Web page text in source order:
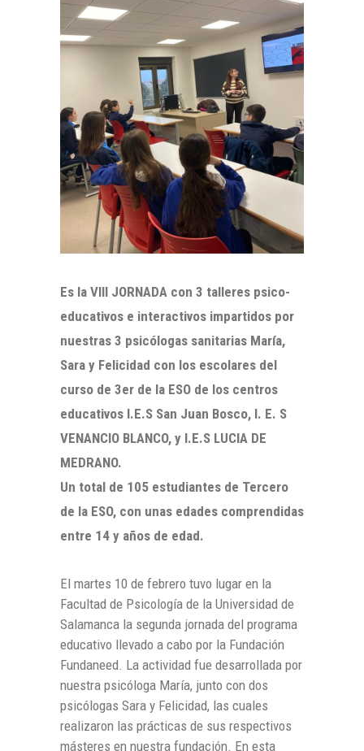
Es la VIII JORNADA con 3 talleres psico-
educativos e interactivos impartidos por
nuestras 3 psicólogas sanitarias María,
Sara y Felicidad con los escolares del
curso de 3er de la ESO de los centros
educativos I.E.S San Juan Bosco, I. E. S
VENANCIO BLANCO, y I.E.S LUCIA DE
MEDRANO.
Un total de 105 estudiantes de Tercero
de la ESO, con unas edades comprendidas
entre 14 y años de edad.
El martes 10 de febrero tuvo lugar en la
Facultad de Psicología de la Universidad de
Salamanca la segunda jornada del programa
educativo llevado a cabo por la Fundación
Fundaneed. La actividad fue desarrollada por
nuestra psicóloga María, junto con dos
psicólogas Sara y Felicidad, las cuales
realizaron las prácticas de sus respectivos
másteres en nuestra fundación. En esta